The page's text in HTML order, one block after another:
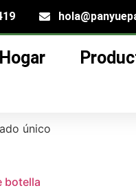
Hogar
Productos etiquetados
único
botella